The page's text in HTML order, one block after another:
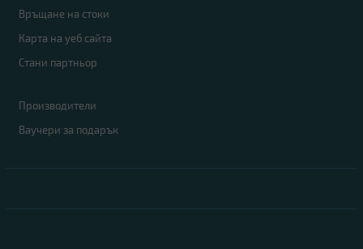
Връщане на стоки
Карта на уеб сайта
Стани партньор
Производители
Ваучери за подарък